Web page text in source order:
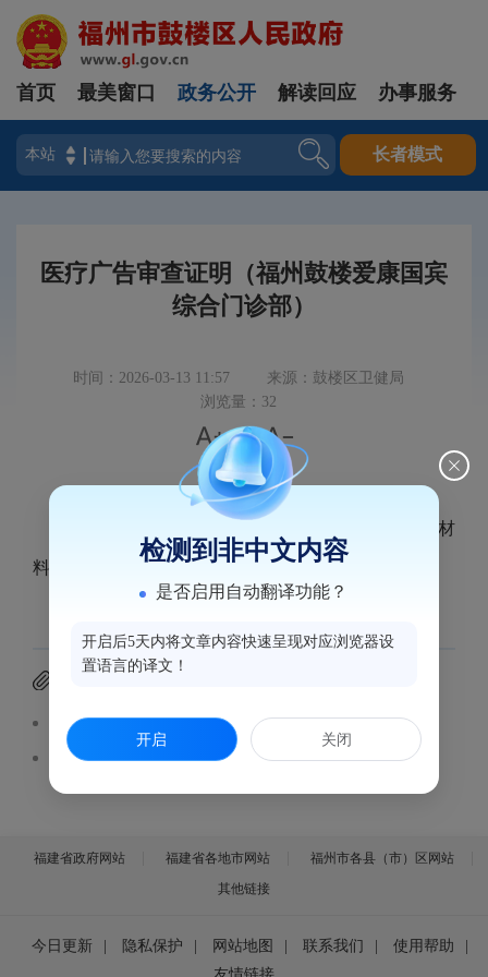
登录
首页 最美窗口 政务公开 解读回应 办事服务
长者模式
医疗广告审查证明（福州鼓楼爱康国宾
综合门诊部）
时间：2026-03-13 11:57
来源：鼓楼区卫健局
浏览量：32
 | 
福州鼓楼爱康国宾综合门诊部医疗广告审查证明材
料见附件。
附件下载
医疗广告审查样件（福州鼓楼爱康国宾综合门诊部）.pdf
医疗广告审查证明（福州鼓楼爱康国宾综合门诊部）.pdf
福建省政府网站 福建省各地市网站
福州市各县（市）区网站
其他链接
今日更新 隐私保护 网站地图 联系我们 使用帮助
检测到非中文内容
是否启用自动翻译功能？
开启后5天内将文章内容快速呈现对应浏览器设
置语言的译文！
开启 关闭